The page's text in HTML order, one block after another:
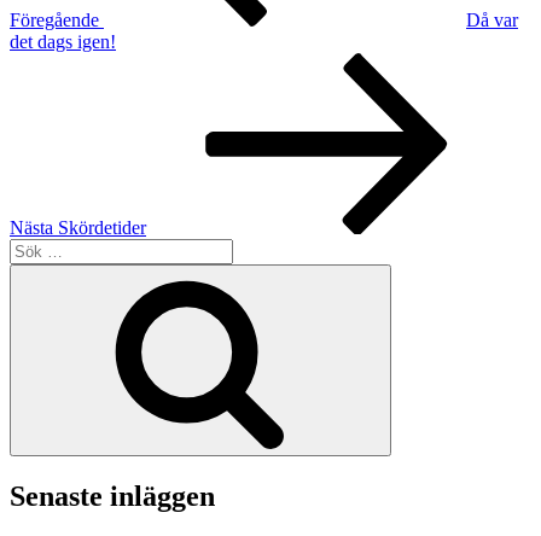
Föregående
Då var
det dags igen!
Nästa Skördetider
Sök
efter:
Senaste inläggen